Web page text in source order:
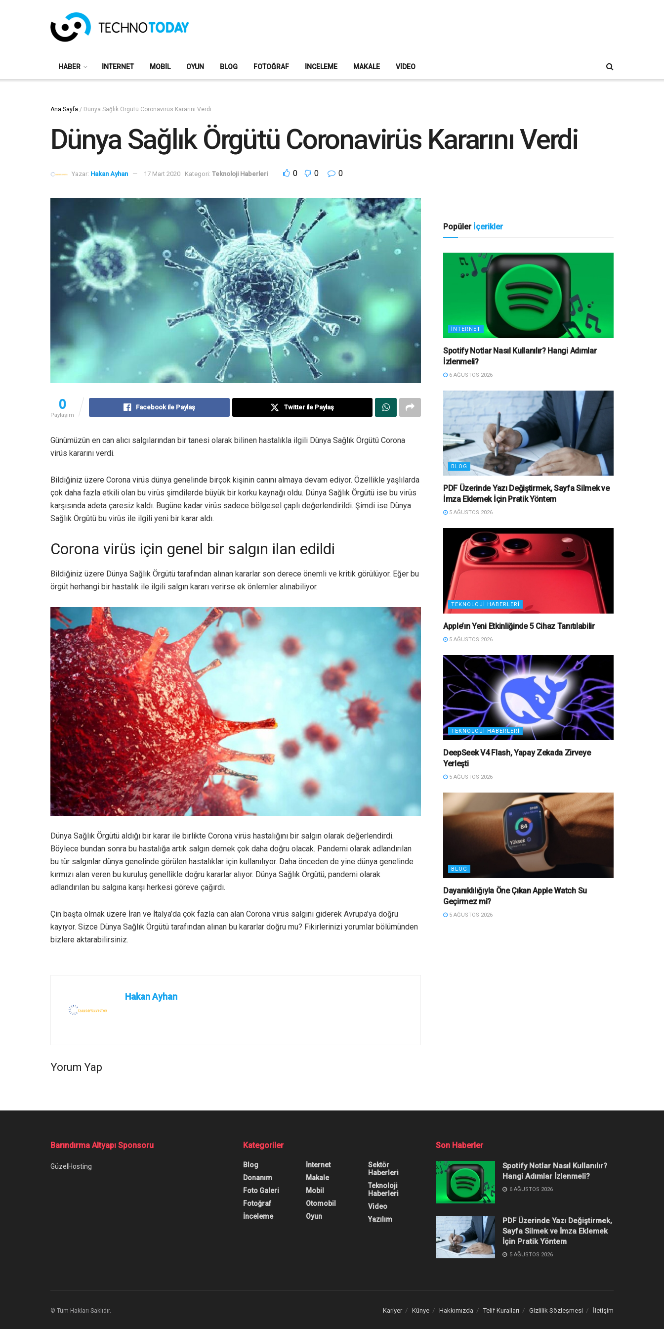
HABER İNTERNET MOBIL OYUN BLOG FOTOĞRAF İNCELEME MAKALE VIDEO
Ana Sayfa / Dünya Sağlık Örgütü Coronavirüs Kararını Verdi
Dünya Sağlık Örgütü Coronavirüs Kararını Verdi
Yazar: Hakan Ayhan 17 Mart 2020 Kategori: Teknoloji Haberleri 0 0 0
0
Paylaşım
Facebook ile Paylaş Twitter ile Paylaş
Günümüzün en can alıcı salgılarından bir tanesi olarak bilinen hastalıkla ilgili Dünya Sağlık Örgütü Corona
virüs kararını verdi.
Bildiğiniz üzere Corona virüs dünya genelinde birçok kişinin canını almaya devam ediyor. Özellikle yaşlılarda
çok daha fazla etkili olan bu virüs şimdilerde büyük bir korku kaynağı oldu. Dünya Sağlık Örgütü ise bu virüs
karşısında adeta çaresiz kaldı. Bugüne kadar virüs sadece bölgesel çaplı değerlendirildi. Şimdi ise Dünya
Sağlık Örgütü bu virüs ile ilgili yeni bir karar aldı.
Corona virüs için genel bir salgın ilan edildi
Bildiğiniz üzere Dünya Sağlık Örgütü tarafından alınan kararlar son derece önemli ve kritik görülüyor. Eğer bu
örgüt herhangi bir hastalık ile ilgili salgın kararı verirse ek önlemler alınabiliyor.
Dünya Sağlık Örgütü aldığı bir karar ile birlikte Corona virüs hastalığını bir salgın olarak değerlendirdi.
Böylece bundan sonra bu hastalığa artık salgın demek çok daha doğru olacak. Pandemi olarak adlandırılan
bu tür salgınlar dünya genelinde görülen hastalıklar için kullanılıyor. Daha önceden de yine dünya genelinde
kırmızı alan veren bu kuruluş genellikle doğru kararlar alıyor. Dünya Sağlık Örgütü, pandemi olarak
adlandırılan bu salgına karşı herkesi göreve çağırdı.
Çin başta olmak üzere İran ve İtalya’da çok fazla can alan Corona virüs salgını giderek Avrupa’ya doğru
kayıyor. Sizce Dünya Sağlık Örgütü tarafından alınan bu kararlar doğru mu? Fikirlerinizi yorumlar bölümünden
bizlere aktarabilirsiniz.
Hakan Ayhan
Yorum Yap
Popüler İçerikler
İNTERNET
Spotify Notlar Nasıl Kullanılır? Hangi Adımlar
İzlenmeli?
6 AĞUSTOS 2026
BLOG
PDF Üzerinde Yazı Değiştirmek, Sayfa Silmek ve
İmza Eklemek İçin Pratik Yöntem
5 AĞUSTOS 2026
TEKNOLOJI HABERLERI
Apple’ın Yeni Etkinliğinde 5 Cihaz Tanıtılabilir
5 AĞUSTOS 2026
TEKNOLOJI HABERLERI
DeepSeek V4 Flash, Yapay Zekada Zirveye
Yerleşti
5 AĞUSTOS 2026
BLOG
Dayanıklılığıyla Öne Çıkan Apple Watch Su
Geçirmez mi?
5 AĞUSTOS 2026
Ana Sayfa/iPhone 11 Pro Max Dayanıklılık Testinde!
iPhone 11 Pro Max Dayanıklılık Testinde!